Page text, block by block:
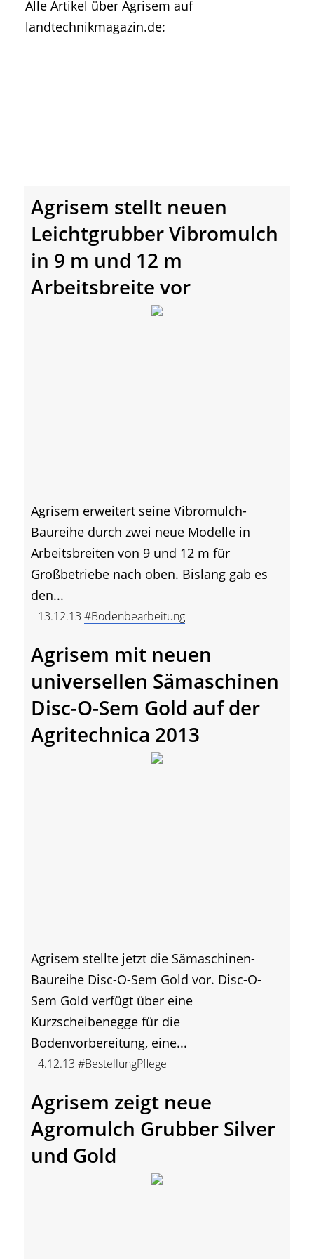
• Geschichte und Geschichten
• Messen und Veranstaltungen
Alle Artikel über Agrisem auf
landtechnikmagazin.de:
Agrisem stellt neuen
Leichtgrubber Vibromulch
in 9 m und 12 m
Arbeitsbreite vor
Agrisem erweitert seine Vibromulch-
Baureihe durch zwei neue Modelle in
Arbeitsbreiten von 9 und 12 m für
Großbetriebe nach oben. Bislang gab es
den...
13.12.13 #Bodenbearbeitung
Agrisem mit neuen
universellen Sämaschinen
Disc-O-Sem Gold auf der
Agritechnica 2013
Agrisem stellte jetzt die Sämaschinen-
Baureihe Disc-O-Sem Gold vor. Disc-O-
Sem Gold verfügt über eine
Kurzscheibenegge für die
Bodenvorbereitung, eine...
4.12.13 #BestellungPflege
Agrisem zeigt neue
Agromulch Grubber Silver
und Gold